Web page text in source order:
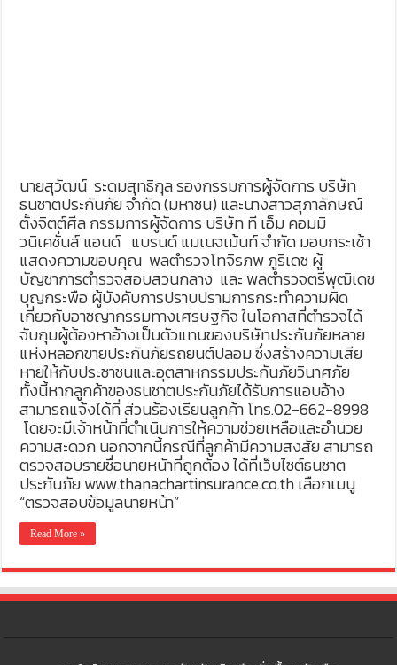
นายสุวัฒน์ ระดมสุทธิกุล รองกรรมการผู้จัดการ บริษัท
ธนชาตประกันภัย จำกัด (มหาชน) และนางสาวสุภาลักษณ์
ตั้งจิตต์ศีล กรรมการผู้จัดการ บริษัท ที เอ็ม คอมมิ
วนิเคชั่นส์ แอนด์ แบรนด์ แมเนจเม้นท์ จำกัด มอบกระเช้า
แสดงความขอบคุณ พลตำรวจโทจิรภพ ภูริเดช ผู้
บัญชาการตำรวจสอบสวนกลาง และ พลตำรวจตรีพุฒิเดช
บุญกระพือ ผู้บังคับการปราบปรามการกระทำความผิด
เกี่ยวกับอาชญากรรมทางเศรษฐกิจ ในโอกาสที่ตำรวจได้
จับกุมผู้ต้องหาอ้างเป็นตัวแทนของบริษัทประกันภัยหลาย
แห่งหลอกขายประกันภัยรถยนต์ปลอม ซึ่งสร้างความเสีย
หายให้กับประชาชนและอุตสาหกรรมประกันภัยวินาศภัย
ทั้งนี้หากลูกค้าของธนชาตประกันภัยได้รับการแอบอ้าง
สามารถแจ้งได้ที่ ส่วนร้องเรียนลูกค้า โทร.02-662-8998
โดยจะมีเจ้าหน้าที่ดำเนินการให้ความช่วยเหลือและอำนวย
ความสะดวก นอกจากนี้กรณีที่ลูกค้ามีความสงสัย สามารถ
ตรวจสอบรายชื่อนายหน้าที่ถูกต้อง ได้ที่เว็บไซต์ธนชาต
ประกันภัย www.thanachartinsurance.co.th เลือกเมนู
“ตรวจสอบข้อมูลนายหน้า”
Read More »